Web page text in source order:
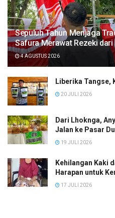
Sepuluh Tahun Menjaga
Safura Merawat Rezeki dari
4 AGUSTUS 2026
Liberika Tangse,
20 JULI 2026
Dari Lhoknga,
Jalan ke Pasar
19 JULI 2026
Kehilangan Kaki
Harapan untuk
17 JULI 2026